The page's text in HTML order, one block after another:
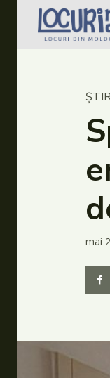
Turism
Vinării
mai